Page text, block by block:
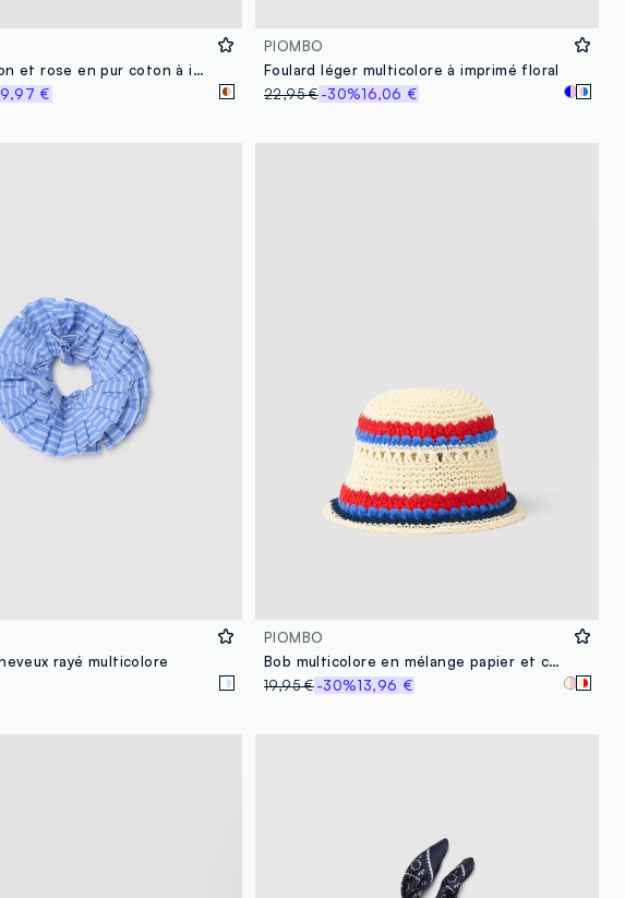
Foulard marron et rose en pur coton à imprimé floral
9,97 €
PIOMBO
Foulard léger multicolore à imprimé floral
22,95 €-30%16,06 €
rayé multicolore
PIOMBO
Bob multicolore en mélange papier et coton
19,95 €-30%13,96 €